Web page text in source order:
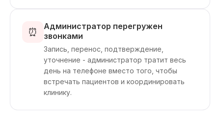
⏰
Администратор перегружен
звонками
Запись, перенос, подтверждение,
уточнение - администратор тратит весь
день на телефоне вместо того, чтобы
встречать пациентов и координировать
клинику.